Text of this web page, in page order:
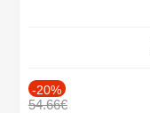
-20%
54.66€